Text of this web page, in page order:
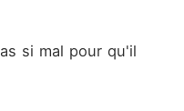
si mal pour qu'il